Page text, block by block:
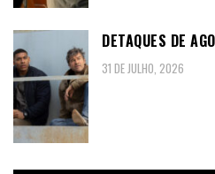
DETAQUES DE
31 DE JULHO, 2026